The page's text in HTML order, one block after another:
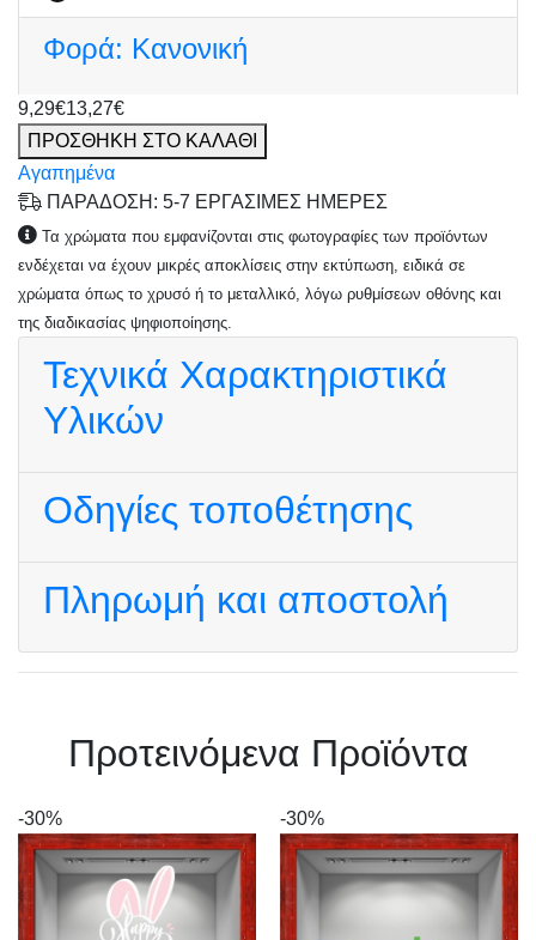
Φορά: Κανονική
9,29€13,27€
ΠΡΟΣΘΗΚΗ ΣΤΟ ΚΑΛΑΘΙ
Αγαπημένα
ΠΑΡΑΔΟΣΗ: 5-7 ΕΡΓΑΣΙΜΕΣ ΗΜΕΡΕΣ
Τα χρώματα που εμφανίζονται στις φωτογραφίες των προϊόντων
ενδέχεται να έχουν μικρές αποκλίσεις στην εκτύπωση, ειδικά σε
χρώματα όπως το χρυσό ή το μεταλλικό, λόγω ρυθμίσεων οθόνης και
της διαδικασίας ψηφιοποίησης.
Τεχνικά Χαρακτηριστικά
Υλικών
Οδηγίες τοποθέτησης
Πληρωμή και αποστολή
Πρoτεινόμενα Προϊόντα
-30% -30%